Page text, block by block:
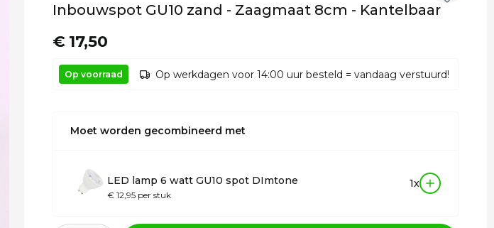
Inbouwspot GU10 zand - Zaagmaat 8cm - Kantelbaar
€ 17,50
Op voorraad Op werkdagen voor 14:00 uur besteld = vandaag verstuurd!
Moet worden gecombineerd met
LED lamp 6 watt GU10 spot DImtone
€ 12,95 per stuk
1x